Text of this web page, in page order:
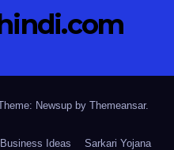
Newsup by Themeansar.
Business Ideas Sarkari Yojana